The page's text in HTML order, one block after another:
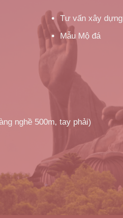
Tư vấn xây dựng
Mẫu Mộ đá
nghề 500m, tay phải)